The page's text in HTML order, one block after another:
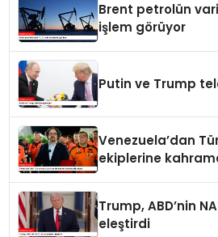
Brent petrolün
işlem görüyor
Putin ve Trump
Venezuela’dan
ekiplerine
Trump, ABD’nin
eleştirdi